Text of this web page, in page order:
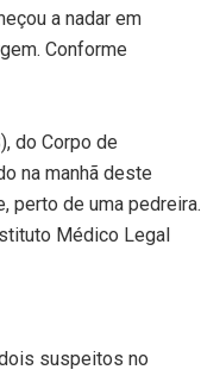
a nadar em
Conforme
do Corpo de
na manhã deste
perto de uma pedreira.
Médico Legal
suspeitos no